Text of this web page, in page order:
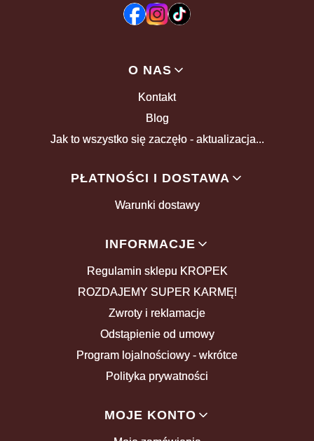
O NAS
Kontakt
Blog
Jak to wszystko się zaczęło - aktualizacja...
PŁATNOŚCI I DOSTAWA
Warunki dostawy
INFORMACJE
Regulamin sklepu KROPEK
ROZDAJEMY SUPER KARMĘ!
Zwroty i reklamacje
Odstąpienie od umowy
Program lojalnościowy - wkrótce
Polityka prywatności
MOJE KONTO